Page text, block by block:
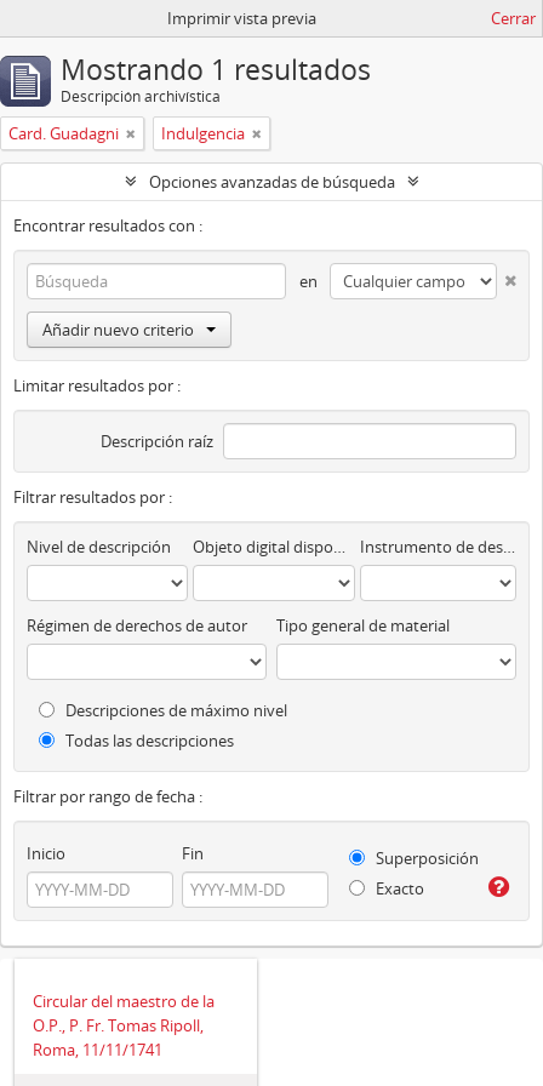
Imprimir vista previa Cerrar
Mostrando 1 resultados
Descripción archivística
Card. Guadagni Indulgencia
Opciones avanzadas de búsqueda
Encontrar resultados con :
en
Añadir nuevo criterio
Limitar resultados por :
Descripción raíz
Filtrar resultados por :
Nivel de descripción Objeto digital disponibles Instrumento de descripción
Régimen de derechos de autor Tipo general de material
Descripciones de máximo nivel
Todas las descripciones
Filtrar por rango de fecha :
Inicio Fin
Superposición
Exacto
Circular del maestro de la
O.P., P. Fr. Tomas Ripoll,
Roma, 11/11/1741